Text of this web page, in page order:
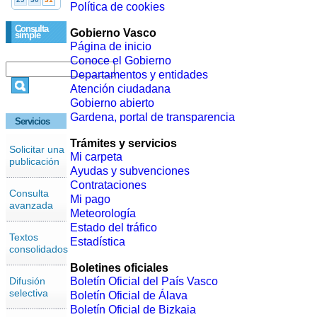
Consulta
simple
Servicios
Solicitar una
publicación
Consulta
avanzada
Textos
consolidados
Difusión
selectiva
Política de cookies
Gobierno Vasco
Página de inicio
Conoce el Gobierno
Departamentos y entidades
Atención ciudadana
Gobierno abierto
Gardena, portal de transparencia
Trámites y servicios
Mi carpeta
Ayudas y subvenciones
Contrataciones
Mi pago
Meteorología
Estado del tráfico
Estadística
Boletines oficiales
Boletín Oficial del País Vasco
Boletín Oficial de Álava
Boletín Oficial de Bizkaia